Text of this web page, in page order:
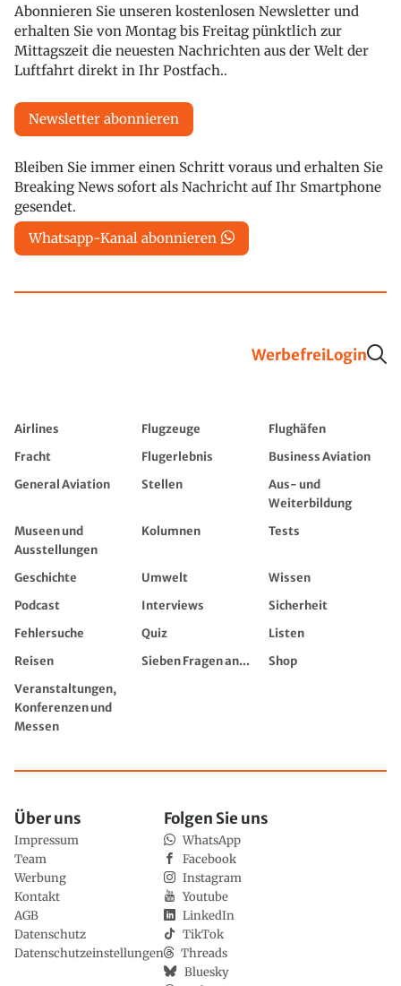
Abonnieren Sie unseren kostenlosen Newsletter und
erhalten Sie von Montag bis Freitag pünktlich zur
Mittagszeit die neuesten Nachrichten aus der Welt der
Luftfahrt direkt in Ihr Postfach..
Newsletter abonnieren
Bleiben Sie immer einen Schritt voraus und erhalten Sie
Breaking News sofort als Nachricht auf Ihr Smartphone
gesendet.
Whatsapp-Kanal abonnieren
WerbefreiLogin
Airlines Flugzeuge
Flughäfen
Fracht
Flugerlebnis
Business Aviation
General Aviation
Stellen
Aus- und
Weiterbildung
Museen und
Ausstellungen
Kolumnen Tests
Geschichte Umwelt
Wissen
Podcast
Interviews
Sicherheit
Fehlersuche
Quiz
Listen
Reisen
Sieben Fragen an...
Shop
Veranstaltungen,
Konferenzen und
Messen
Über uns
Impressum
Team
Werbung
Kontakt
AGB
Datenschutz
Datenschutzeinstellungen
Folgen Sie uns
WhatsApp
Facebook
Instagram
Youtube
LinkedIn
TikTok
Threads
Bluesky